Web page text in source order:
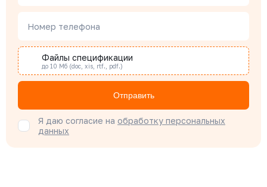
Номер телефона
Файлы спецификации
до 10 Мб (doc, xis, rtf., pdf.)
Отправить
Я даю согласие на обработку персональных
данных